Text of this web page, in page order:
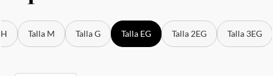
Talla M Talla G Talla EG Talla 2EG Talla 3EG